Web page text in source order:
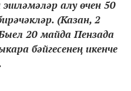
эшләмәләр алу өчен 50
(Казан, 2
20 майда Пензада
бәйгесенең икенче